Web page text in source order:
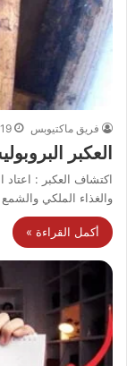
فريق ماكتيوبس
العكبر
اكتشاف العكبر :
والغذاء الملكي
أكمل القراءة »